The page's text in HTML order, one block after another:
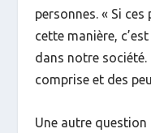
personnes. « Si
cette manière,
dans notre
comprise et des
Une autre question